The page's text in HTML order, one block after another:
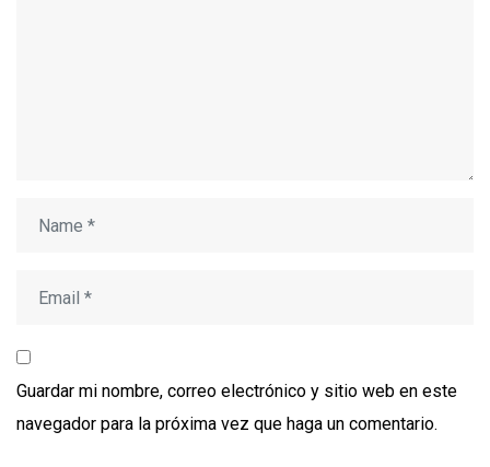
Guardar mi nombre, correo electrónico y sitio web en este
navegador para la próxima vez que haga un comentario.